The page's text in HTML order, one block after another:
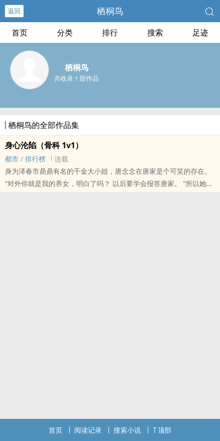
返回 栖桐鸟
首页 分类 排行 搜索 足迹
栖桐鸟
共收录 1 部作品
栖桐鸟的全部作品集
身心沦陷（骨科 1v1）
都市 / 排行榜
连载
身为泽春市鼎鼎有名的千金大小姐，唐念念在唐家是个可笑的存在。
“对外你就是我的养女，明白了吗？ 以后要学会报答唐家。 “所以她一
首页 阅读记录 搜索小说 顶部